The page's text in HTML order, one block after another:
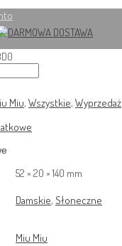
Miu, Wszystkie, Wyprzedaż
52 × 20 × 140 mm
Damskie, Słoneczne
Miu Miu